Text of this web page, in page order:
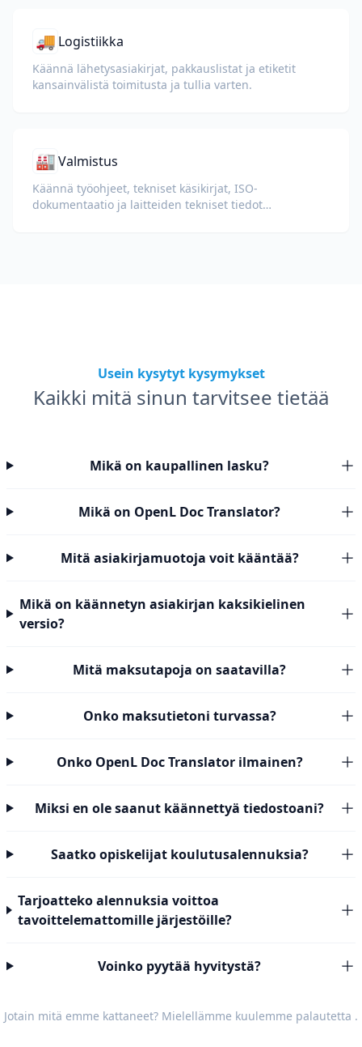
🚚 Logistiikka
Käännä lähetysasiakirjat, pakkauslistat ja etiketit
kansainvälistä toimitusta ja tullia varten.
🏭Valmistus
Käännä työohjeet, tekniset käsikirjat, ISO-
dokumentaatio ja laitteiden tekniset tiedot
Usein kysytyt kysymykset
Kaikki mitä sinun tarvitsee tietää
Mikä on kaupallinen lasku?
Mikä on OpenL Doc Translator?
Mitä asiakirjamuotoja voit kääntää?
Mikä on käännetyn asiakirjan kaksikielinen
versio?
Mitä maksutapoja on saatavilla?
Onko maksutietoni turvassa?
Onko OpenL Doc Translator ilmainen?
Miksi en ole saanut käännettyä tiedostoani?
Saatko opiskelijat koulutusalennuksia?
Tarjoatteko alennuksia voittoa
tavoittelemattomille järjestöille?
Voinko pyytää hyvitystä?
Jotain mitä emme kattaneet? Mielellämme kuulemme palautetta .